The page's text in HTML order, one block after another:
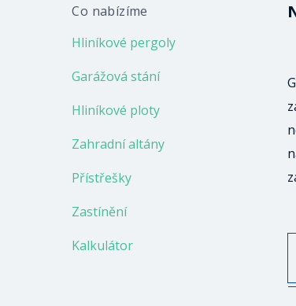
Co nabízíme
Hliníkové pergoly
Garážová stání
Hliníkové ploty
Zahradní altány
Přístřešky
Zastínění
Kalkulátor